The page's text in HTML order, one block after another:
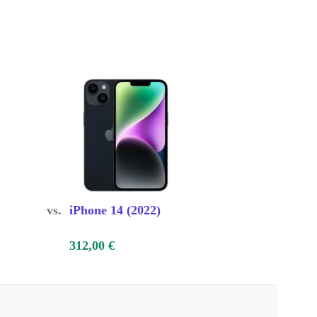
vs. iPhone 14 (2022)
312,00 €